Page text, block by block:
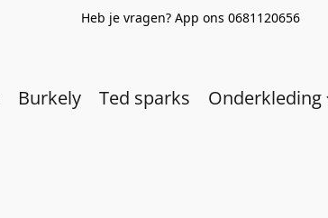
Heb je vragen? App ons 0681120656
Burkely Ted sparks Onderkleding